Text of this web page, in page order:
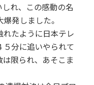
れ、この感動の名
発しました。
たように日本テレ
分に追いやられて
限られ、あそこま